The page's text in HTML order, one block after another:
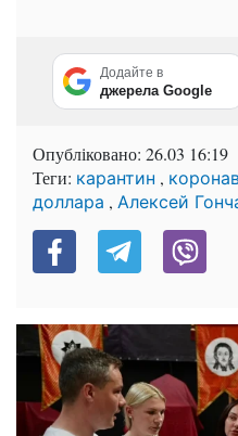
Додайте в
джерела Google
Опубліковано: 26.03 16:19
Теги: карантин ,
доллара , Алексей